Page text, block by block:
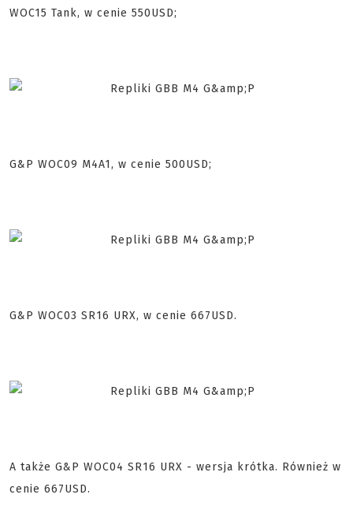
WOC15 Tank, w cenie 550USD;
G&P WOC09 M4A1, w cenie 500USD;
G&P WOC03 SR16 URX, w cenie 667USD.
A także G&P WOC04 SR16 URX - wersja krótka. Również w
cenie 667USD.